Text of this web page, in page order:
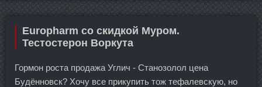
Europharm со скидкой Муром.
Тестостерон Воркута
Гормон роста продажа Углич - Станозолол цена
Будённовск? Хочу все прикупить тож тефалевскую, но